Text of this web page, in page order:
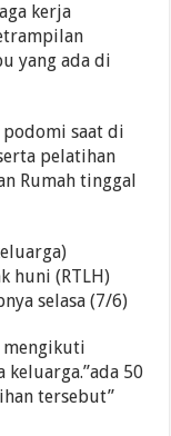
kerja
yang ada di
podomi saat di
pelatihan
Rumah tinggal
huni (RTLH)
selasa (7/6)
mengikuti
keluarga.”ada 50
tersebut”